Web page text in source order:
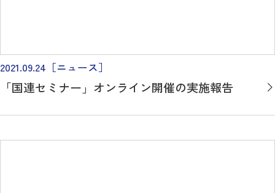
2021.09.24 ［ニュース］
「国連セミナー」オンライン開催の実施報告